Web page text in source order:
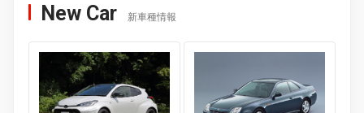
New Car 新車種情報